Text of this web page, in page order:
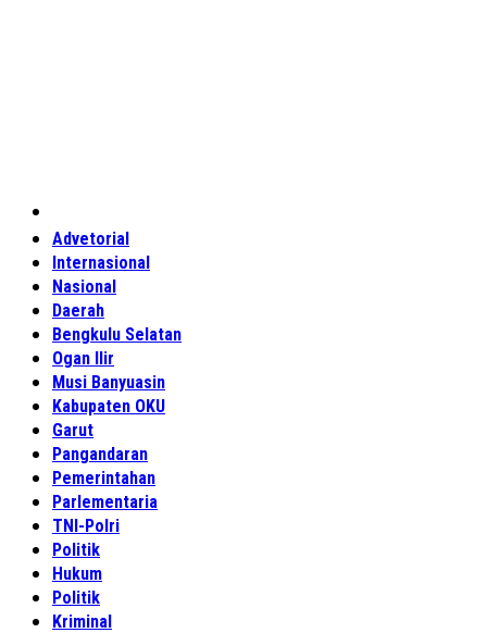
Advetorial
Internasional
Nasional
Daerah
Bengkulu Selatan
Ogan Ilir
Musi Banyuasin
Kabupaten OKU
Garut
Pangandaran
Pemerintahan
Parlementaria
TNI-Polri
Politik
Hukum
Politik
Kriminal